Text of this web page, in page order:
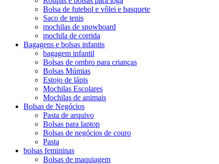
Bolsa de futebol e vôlei e basquete
Saco de tenis
mochilas de snowboard
mochila de corrida
Bagagens e bolsas infantis
bagagem infantil
Bolsas de ombro para crianças
Bolsas Múmias
Estojo de lápis
Mochilas Escolares
Mochilas de animais
Bolsas de Negócios
Pasta de arquivo
Bolsas para laptop
Bolsas de negócios de couro
Pasta
bolsas femininas
Bolsas de maquiagem